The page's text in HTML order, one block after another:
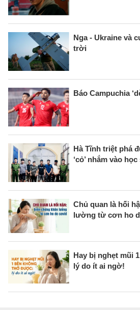
Nga - Ukraine và
trời
Báo Campuchia
Hà Tĩnh triệt phá
‘cỏ’ nhắm vào
Chủ quan là hối
lường từ cơn ho
Hay bị nghẹt mũi
lý do ít ai ngờ!